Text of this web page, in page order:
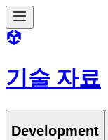
기술 자료
Development